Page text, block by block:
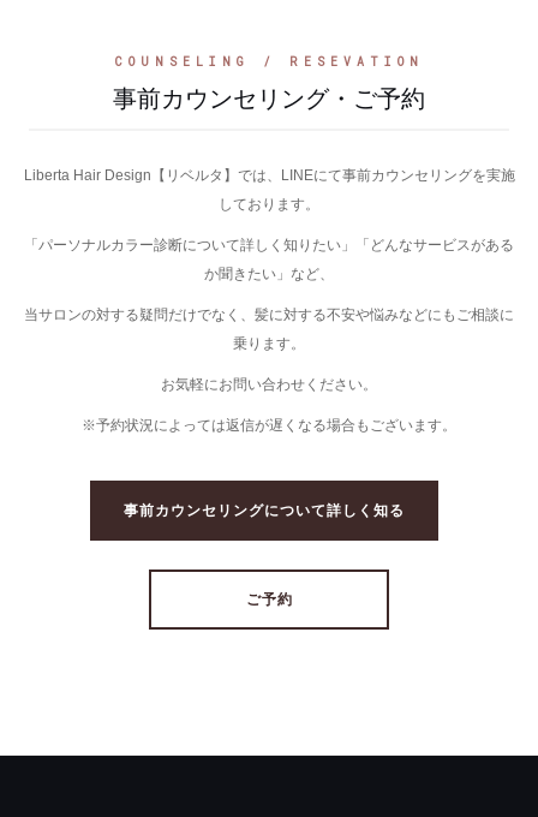
COUNSELING / RESEVATION
事前カウンセリング・ご予約
Liberta Hair Design【リベルタ】では、LINEにて事前カウンセリングを実施
しております。
「パーソナルカラー診断について詳しく知りたい」「どんなサービスがある
か聞きたい」など、
当サロンの対する疑問だけでなく、髪に対する不安や悩みなどにもご相談に
乗ります。
お気軽にお問い合わせください。
※予約状況によっては返信が遅くなる場合もございます。
事前カウンセリングについて詳しく知る
ご予約